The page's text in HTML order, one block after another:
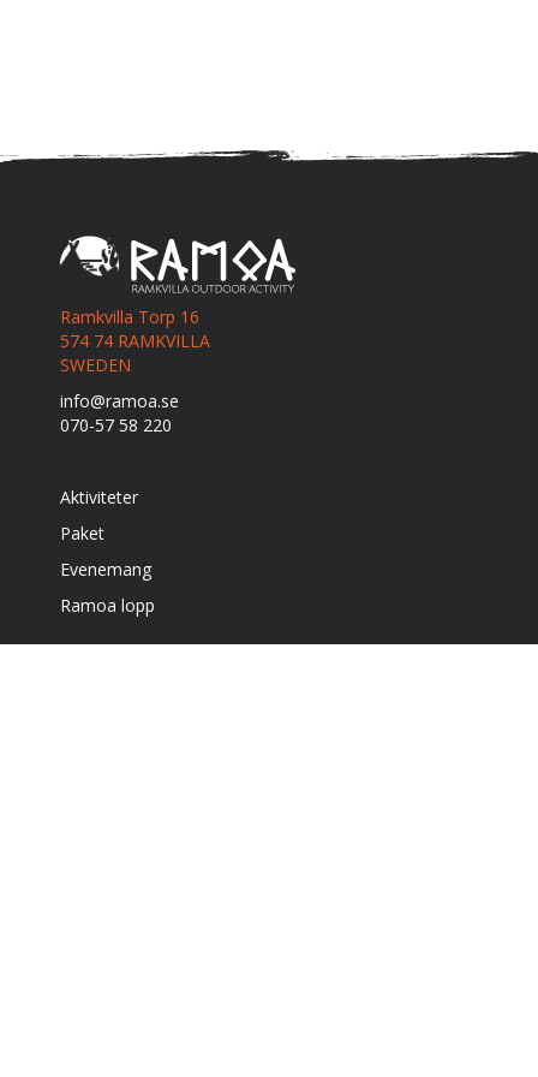
Ramkvilla Torp 16
574 74 RAMKVILLA
SWEDEN
info@ramoa.se
070-57 58 220
Aktiviteter
Paket
Evenemang
Ramoa lopp